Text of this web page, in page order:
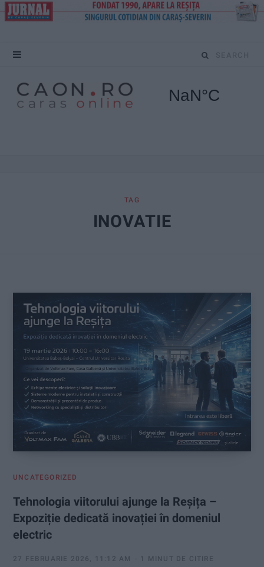
S
TAG
INOVATIE
UNCATEGORIZED
Tehnologia viitorului ajunge la Reșița –
Expoziție dedicată inovației în domeniul
electric
27 FEBRUARIE 2026, 11:12 AM 1 MINUT DE CITIRE